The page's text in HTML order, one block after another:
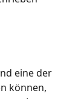
eine der
können,